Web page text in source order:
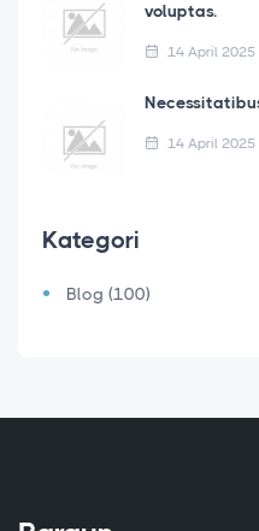
voluptas.
14 April 2025
14 April 2025
Kategori
Blog (100)